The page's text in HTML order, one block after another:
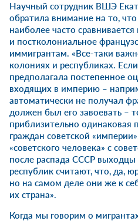
Научный сотрудник ВШЭ
обратила внимание на то,
наиболее часто
и постколониальное
иммигрантам. «Все-таки
колониях и республиках.
предполагала постепенное
входящих в империю –
автоматически не получал
должен был его завоевать –
приблизительно одинаковая
граждан советской
«советского человека» с
после распада СССР выходцы
республик считают, что, да,
но на самом деле они же к
их страна».
Когда мы говорим о